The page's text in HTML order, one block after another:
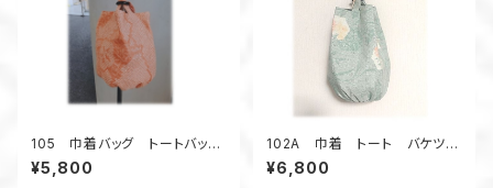
105 巾着バッグ トートバッ
グ バケツ型バッグ 小さいサ
イズ 総絞り着物 オレンジ
¥5,800
102A 巾着 トート バケツ
型 大島紬リメイク 春色 亀
甲柄 ウッドリング 5ポケット
¥6,800